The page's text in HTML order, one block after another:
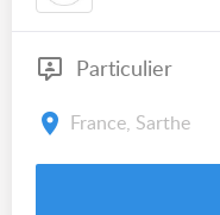
Particulier
France, Sarthe